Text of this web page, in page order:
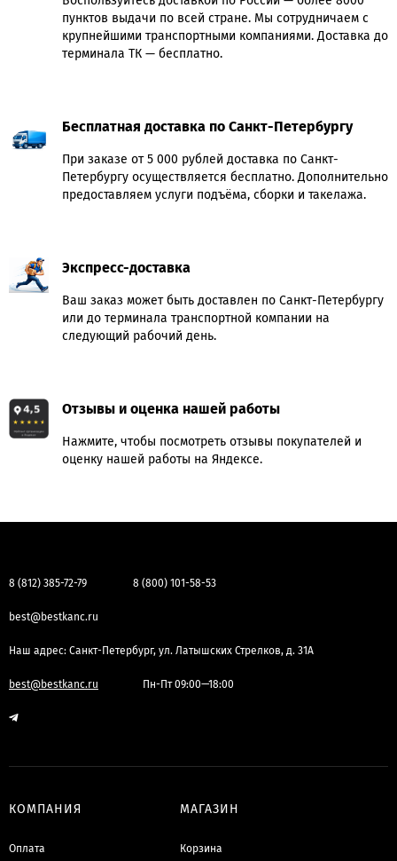
пунктов выдачи по всей стране. Мы сотрудничаем с
крупнейшими транспортными компаниями. Доставка до
терминала ТК — бесплатно.
Бесплатная доставка по Санкт-Петербургу
При заказе от 5 000 рублей доставка по Санкт-
Петербургу осуществляется бесплатно. Дополнительно
предоставляем услуги подъёма, сборки и такелажа.
Экспресс-доставка
Ваш заказ может быть доставлен по Санкт-Петербургу
или до терминала транспортной компании на
следующий рабочий день.
Отзывы и оценка нашей работы
Нажмите, чтобы посмотреть отзывы покупателей и
оценку нашей работы на Яндексе.
8 (812) 385-72-79 8 (800) 101-58-53
best@bestkanc.ru
Наш адрес: Санкт-Петербург, ул. Латышских Стрелков, д. 31А
best@bestkanc.ru Пн-Пт 09:00—18:00
КОМПАНИЯ
Оплата
МАГАЗИН
Корзина